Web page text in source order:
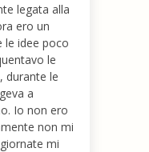
legata alla
ero un
le idee poco
le
durante le
a
Io non ero
non mi
mi